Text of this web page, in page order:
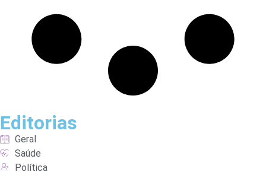
Editorias
Geral
Saúde
Política